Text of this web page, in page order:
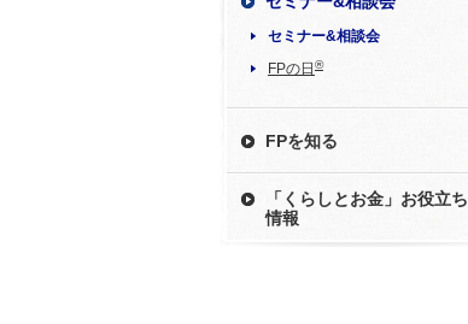
セミナー&相談会
FPの日 ®
FPを知る
「くらしとお金」お役立ち
情報